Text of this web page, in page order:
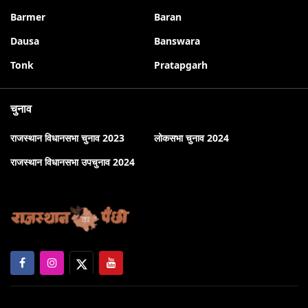
Barmer
Baran
Dausa
Banswara
Tonk
Pratapgarh
चुनाव
राजस्थान विधानसभा चुनाव 2023
लोकसभा चुनाव 2024
राजस्थान विधानसभा उपचुनाव 2024